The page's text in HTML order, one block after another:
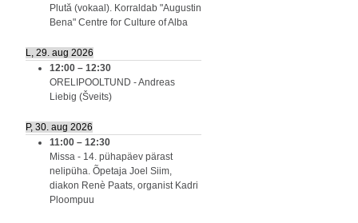
Plută (vokaal). Korraldab "Augustin
Bena" Centre for Culture of Alba
L, 29. aug 2026
12:00 – 12:30
ORELIPOOLTUND - Andreas
Liebig (Šveits)
P, 30. aug 2026
11:00 – 12:30
Missa - 14. pühapäev pärast
nelipüha. Õpetaja Joel Siim,
diakon Renè Paats, organist Kadri
Ploompuu